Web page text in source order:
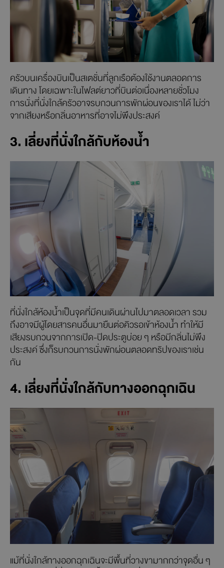
ครัวบนเครื่องบินเป็นสเตชั่นที่ลูกเรือต้องใช้งานตลอดการ
เดินทาง โดยเฉพาะในไฟลต์ยาวที่บินต่อเนื่องหลายชั่วโมง
การนั่งที่นั่งใกล้ครัวอาจรบกวนการพักผ่อนของเราได้ ไม่ว่า
จากเสียงหรือกลิ่นอาหารที่อาจไม่พึงประสงค์
3. เลี่ยงที่นั่งใกล้กับห้องน้ำ
ที่นั่งใกล้ห้องน้ำเป็นจุดที่มีคนเดินผ่านไปมาตลอดเวลา รวม
ถึงอาจมีผู้โดยสารคนอื่นมายืนต่อคิวรอเข้าห้องน้ำ ทำให้มี
เสียงรบกวนจากการเปิด-ปิดประตูบ่อย ๆ หรือมีกลิ่นไม่พึง
ประสงค์ ซึ่งก็รบกวนการนั่งพักผ่อนตลอดทริปของเราเช่น
กัน
4. เลี่ยงที่นั่งใกล้กับทางออกฉุกเฉิน
แม้ที่นั่งใกล้ทางออกฉุกเฉินจะมีพื้นที่วางขามากกว่าจุดอื่น ๆ